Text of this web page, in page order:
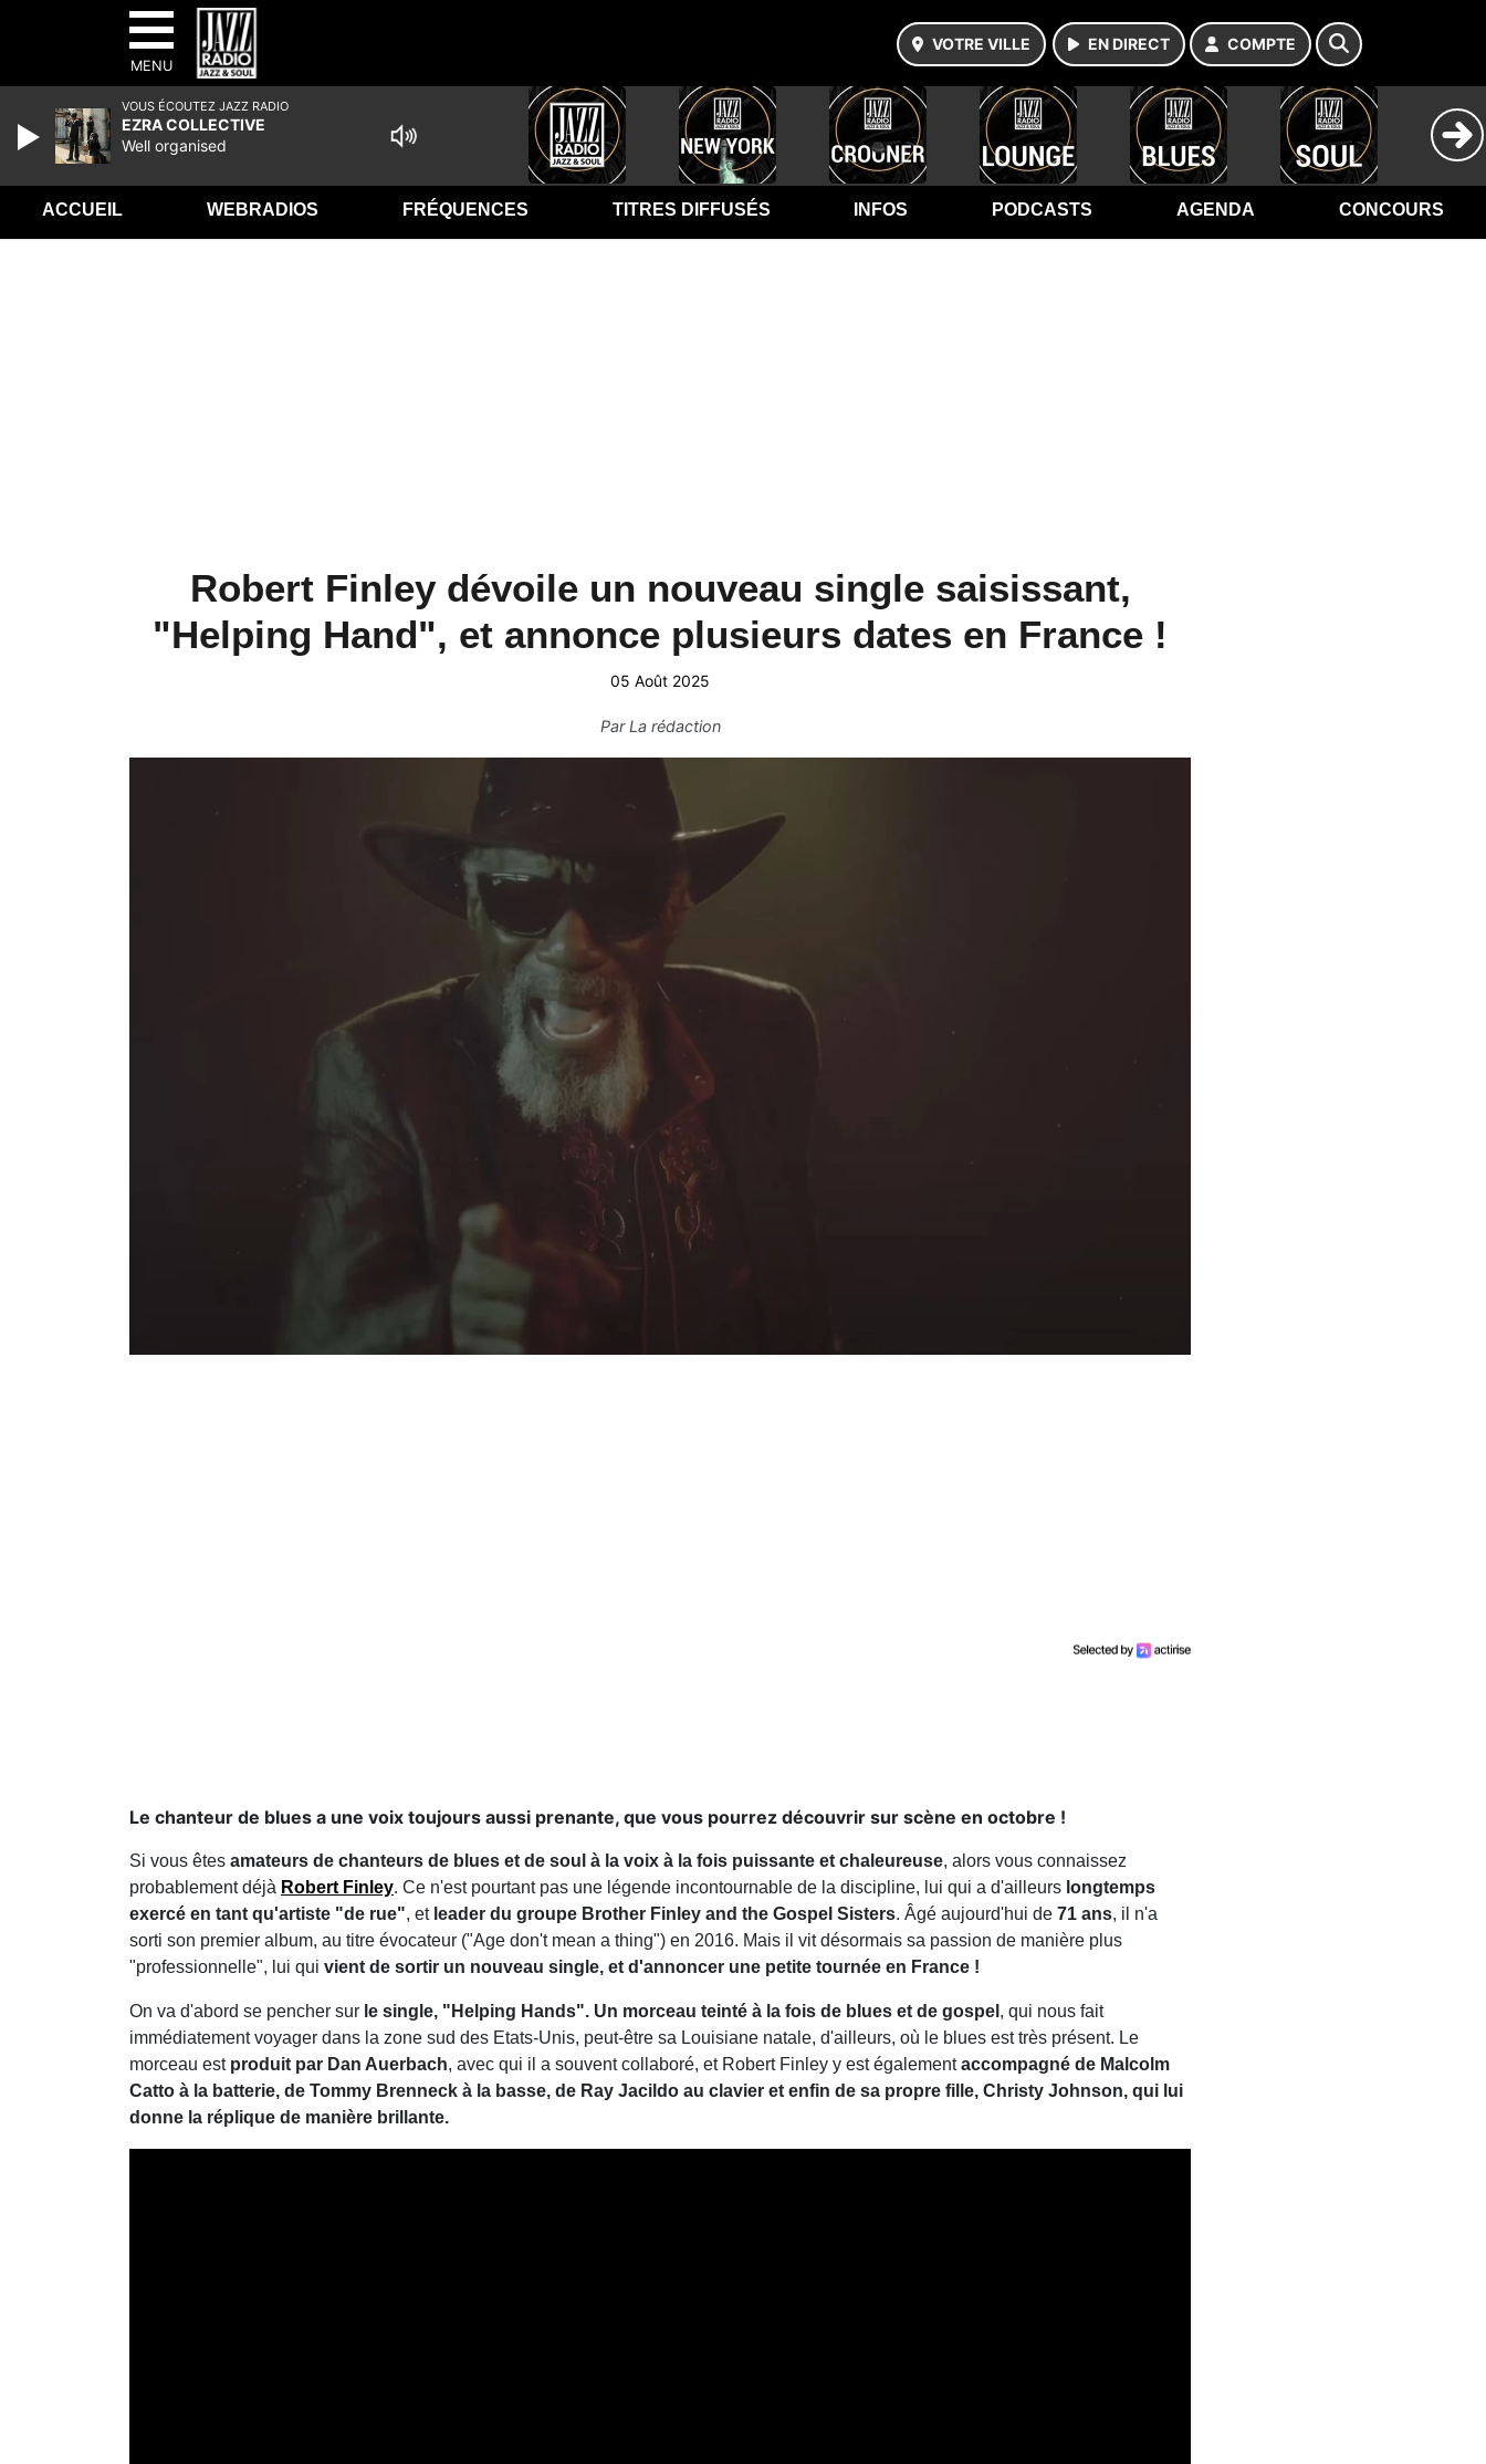
MENU
VOTRE VILLE EN DIRECT COMPTE
ACCUEIL WEBRADIOS FRÉQUENCES TITRES DIFFUSÉS INFOS PODCASTS AGENDA CONCOURS
Robert Finley dévoile un nouveau single saisissant,
"Helping Hand", et annonce plusieurs dates en France !
05 Août 2025
ParLa rédaction
Le chanteur de blues a une voix toujours aussi prenante, que vous pourrez découvrir sur scène en octobre !
Si vous êtes amateurs de chanteurs de blues et de soul à la voix à la fois puissante et chaleureuse, alors vous connaissez
probablement déjà Robert Finley. Ce n'est pourtant pas une légende incontournable de la discipline, lui qui a d'ailleurs longtemps
exercé en tant qu'artiste "de rue", et leader du groupe Brother Finley and the Gospel Sisters. Âgé aujourd'hui de 71 ans, il n'a
sorti son premier album, au titre évocateur ("Age don't mean a thing") en 2016. Mais il vit désormais sa passion de manière plus
"professionnelle", lui qui vient de sortir un nouveau single, et d'annoncer une petite tournée en France !
On va d'abord se pencher sur le single, "Helping Hands". Un morceau teinté à la fois de blues et de gospel , qui nous fait
immédiatement voyager dans la zone sud des Etats-Unis, peut-être sa Louisiane natale, d'ailleurs, où le blues est très présent. Le
morceau est produit par Dan Auerbach, avec qui il a souvent collaboré, et Robert Finley y est égalementaccompagné de Malcolm
Catto à la batterie, de Tommy Brenneck à la basse, de Ray Jacildo au clavier et enfin de sa propre fille, Christy Johnson, qui lui
donne la réplique de manière brillante.
VOUS ÉCOUTEZ JAZZ RADIO
EZRA COLLECTIVE
Well organised